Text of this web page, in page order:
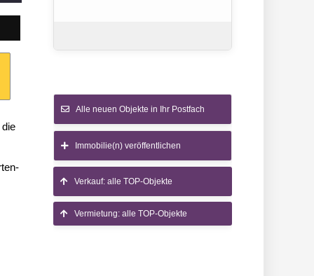
Alle neuen Objekte in Ihr Postfach
Immobilie(n) veröffentlichen
Verkauf: alle TOP-Objekte
Vermietung: alle TOP-Objekte